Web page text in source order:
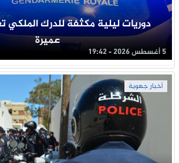
دوريات ليلية مكثفة للدرك الملكي
عميرة
5 أغسطس 2026 - 19:42
أخبار جهوية